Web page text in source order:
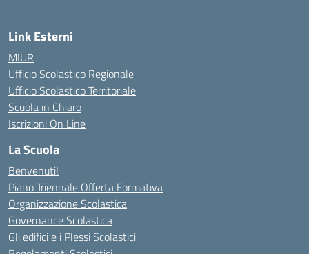
Link Esterni
MIUR
Ufficio Scolastico Regionale
Ufficio Scolastico Territoriale
Scuola in Chiaro
Iscrizioni On Line
La Scuola
Benvenuti!
Piano Triennale Offerta Formativa
Organizzazione Scolastica
Governance Scolastica
Gli edifici e i Plessi Scolastici